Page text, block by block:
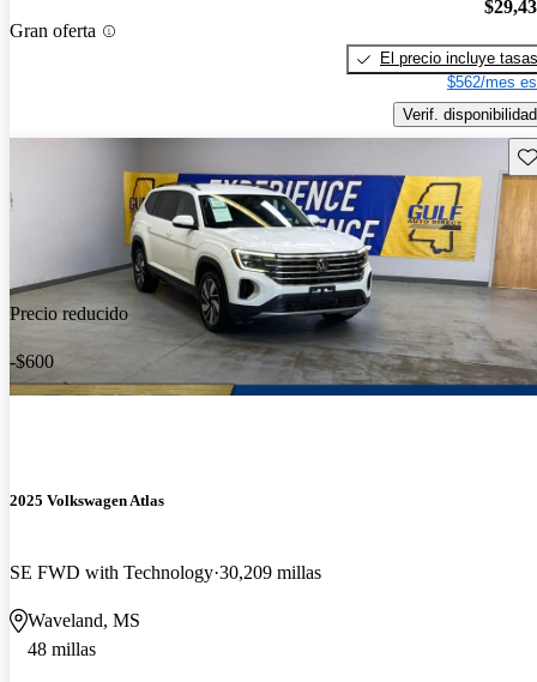
Gran oferta
El precio incluye tasas
$562/mes
Verif. disponibilidad
Precio reducido
-$600
2025 Volkswagen Atlas
SE FWD with Technology 30,209 millas
Waveland, MS
48 millas